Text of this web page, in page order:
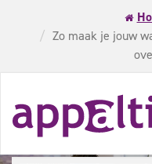
Zo maak je jouw